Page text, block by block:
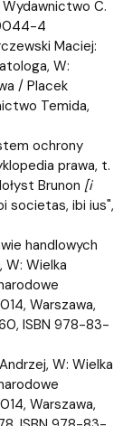
C.
4
Maciej:
W:
/ Placek
Temida,
ochrony
prawa, t.
Brunon [i
societas, ibi ius",
handlowych
Wielka
Warszawa,
ISBN 978-83-
W: Wielka
Warszawa,